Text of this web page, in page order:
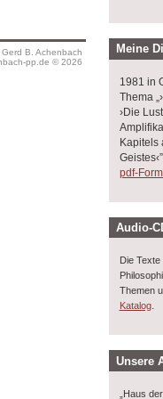
B. Achenbach
pp.de © 2026
Meine
1981 in
Thema
›Die
Kapitels
pdf-
Audio-
Die
Themen
Katalog.
Unsere
„Haus